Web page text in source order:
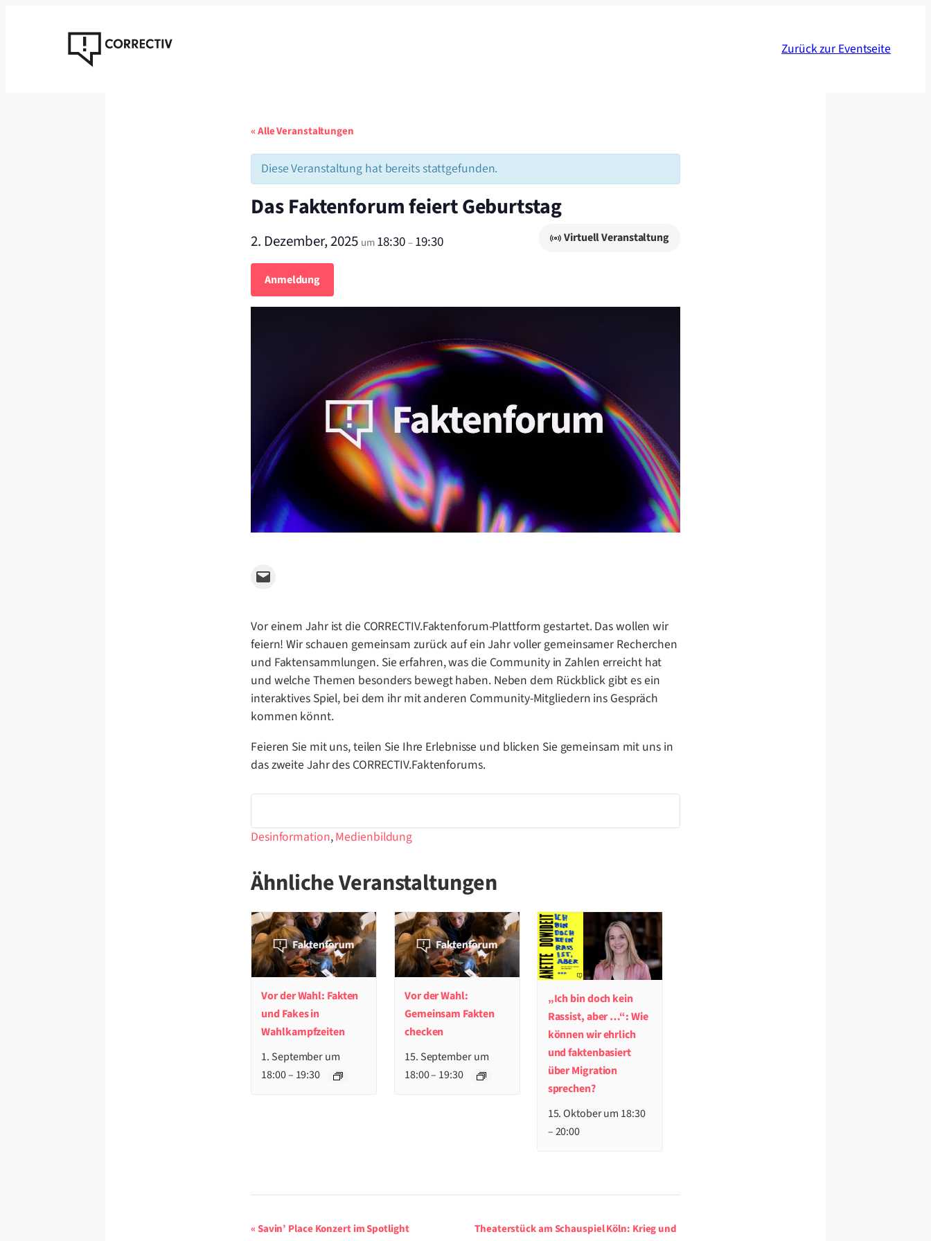
Zurück zur Eventseite
« Alle Veranstaltungen
Diese Veranstaltung hat bereits stattgefunden.
Das Faktenforum feiert Geburtstag
Virtuell Veranstaltung
2. Dezember, 2025 um18:30–19:30
Anmeldung
Email this Page
Vor einem Jahr ist die CORRECTIV.Faktenforum-Plattform gestartet. Das wollen wir
feiern! Wir schauen gemeinsam zurück auf ein Jahr voller gemeinsamer Recherchen
und Faktensammlungen. Sie erfahren, was die Community in Zahlen erreicht hat
und welche Themen besonders bewegt haben. Neben dem Rückblick gibt es ein
interaktives Spiel, bei dem ihr mit anderen Community-Mitgliedern ins Gespräch
kommen könnt.
Feieren Sie mit uns, teilen Sie Ihre Erlebnisse und blicken Sie gemeinsam mit uns in
das zweite Jahr des CORRECTIV.Faktenforums.
Desinformation,Medienbildung
Ähnliche Veranstaltungen
Vor der Wahl: Fakten
und Fakes in
Wahlkampfzeiten
1. September um
18:00– 19:30
Vor der Wahl:
Gemeinsam Fakten
checken
15. September um
18:00– 19:30
„Ich bin doch kein
Rassist, aber …“: Wie
können wir ehrlich
und faktenbasiert
über Migration
sprechen?
15. Oktober um 18:30
–20:00
Veranstaltung-
«Savin’ Place Konzert im Spotlight
Theaterstück am Schauspiel Köln: Krieg und